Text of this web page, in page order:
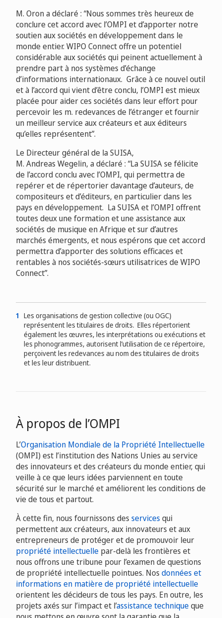
M. Oron a déclaré : “Nous sommes très heureux de
conclure cet accord avec l’OMPI et d’apporter notre
soutien aux sociétés en développement dans le
monde entier. WIPO Connect offre un potentiel
considérable aux sociétés qui peinent actuellement à
prendre part à nos systèmes d’échange
d’informations internationaux. Grâce à ce nouvel outil
et à l’accord qui vient d’être conclu, l’OMPI est mieux
placée pour aider ces sociétés dans leur effort pour
percevoir les m. redevances de l’étranger et fournir
un meilleur service aux créateurs et aux éditeurs
qu’elles représentent”.
Le Directeur général de la SUISA,
M. Andreas Wegelin, a déclaré : “La SUISA se félicite
de l’accord conclu avec l’OMPI, qui permettra de
repérer et de répertorier davantage d’auteurs, de
compositeurs et d’éditeurs, en particulier dans les
pays en développement. La SUISA et l’OMPI offrent
toutes deux une formation et une assistance aux
sociétés de musique en Afrique et sur d’autres
marchés émergents, et nous espérons que cet accord
permettra d’apporter des solutions efficaces et
rentables à nos sociétés-sœurs utilisatrices de WIPO
Connect”.
1 Les organisations de gestion collective (ou OGC)
représentent les titulaires de droits. Elles répertorient
également les œuvres, les interprétations ou exécutions et
les phonogrammes, autorisent l’utilisation de ce répertoire,
perçoivent les redevances au nom des titulaires de droits
et les leur distribuent.
À propos de l’OMPI
L’Organisation Mondiale de la Propriété Intellectuelle
(OMPI) est l’institution des Nations Unies au service
des innovateurs et des créateurs du monde entier, qui
veille à ce que leurs idées parviennent en toute
sécurité sur le marché et améliorent les conditions de
vie de tous et partout.
À cette fin, nous fournissons des services qui
permettent aux créateurs, aux innovateurs et aux
entrepreneurs de protéger et de promouvoir leur
propriété intellectuelle par-delà les frontières et
nous offrons une tribune pour l’examen de questions
de propriété intellectuelle pointues. Nos données et
informations en matière de propriété intellectuelle
orientent les décideurs de tous les pays. En outre, les
projets axés sur l’impact et l’assistance techniqueque